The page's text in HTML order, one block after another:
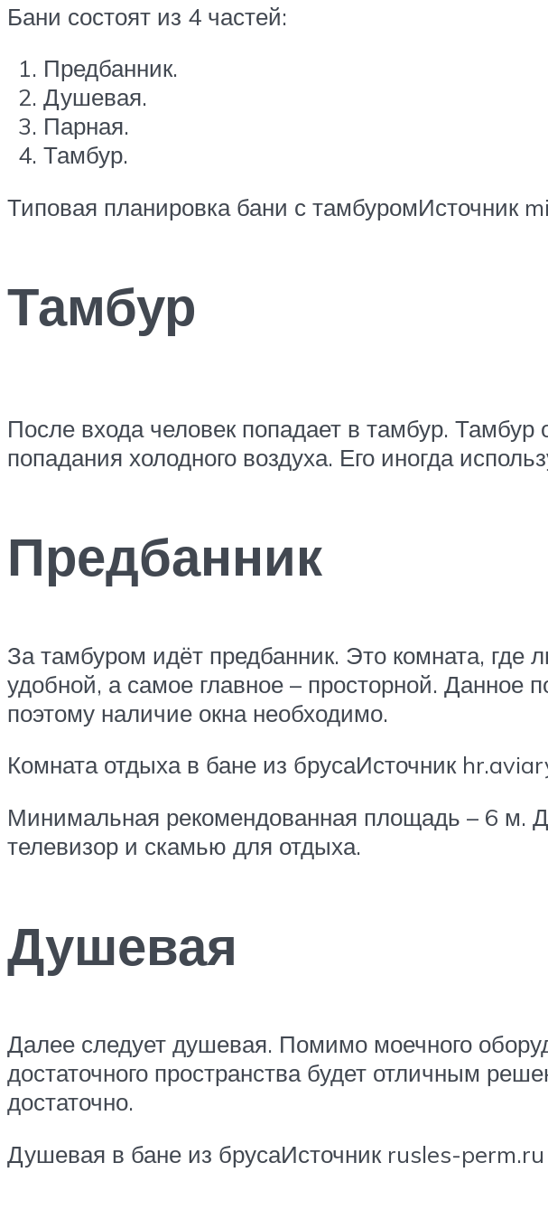
Бани состоят из 4 частей:
Предбанник.
Душевая.
Парная.
Тамбур.
Типовая планировка бани с тамбуромИсточник
Тамбур
После входа человек попадает в тамбур.
попадания холодного воздуха. Его иногда
Предбанник
За тамбуром идёт предбанник. Это комната, где
удобной, а самое главное – просторной. Данное
поэтому наличие окна необходимо.
Комната отдыха в бане из брусаИсточник
Минимальная рекомендованная площадь – 6 м.
телевизор и скамью для отдыха.
Душевая
Далее следует душевая. Помимо моечного
достаточного пространства будет отличным
достаточно.
Душевая в бане из брусаИсточник rusles-perm.ru